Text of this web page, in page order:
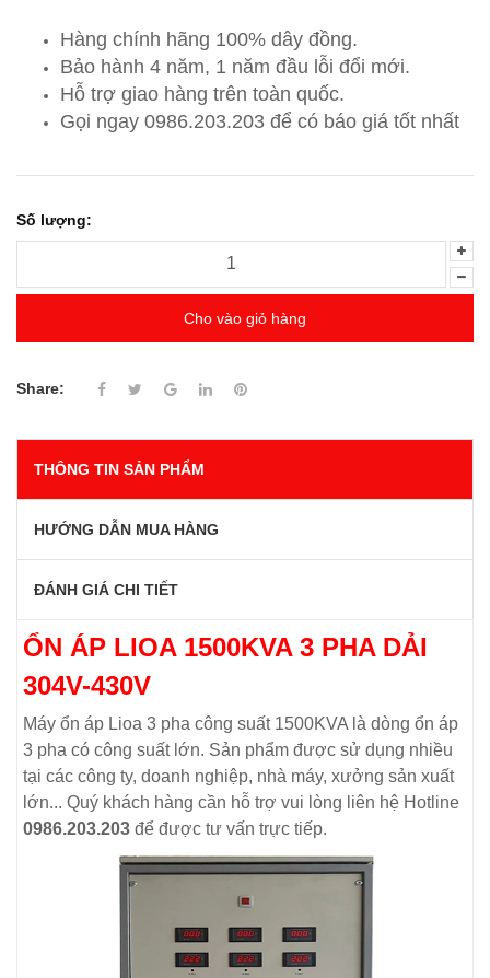
Hàng chính hãng 100% dây đồng.
Bảo hành 4 năm, 1 năm đầu lỗi đổi mới.
Hỗ trợ giao hàng trên toàn quốc.
Gọi ngay 0986.203.203 để có báo giá tốt nhất
Số lượng:
Cho vào giỏ hàng
Share:
THÔNG TIN SẢN PHẨM
HƯỚNG DẪN MUA HÀNG
ĐÁNH GIÁ CHI TIẾT
ỔN ÁP LIOA 1500KVA 3 PHA DẢI
304V-430V
Máy ổn áp Lioa 3 pha công suất 1500KVA là dòng ổn áp
3 pha có công suất lớn. Sản phẩm được sử dụng nhiều
tại các công ty, doanh nghiệp, nhà máy, xưởng sản xuất
lớn... Quý khách hàng cần hỗ trợ vui lòng liên hệ Hotline
0986.203.203 để được tư vấn trực tiếp.